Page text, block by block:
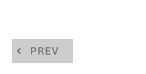
PREV